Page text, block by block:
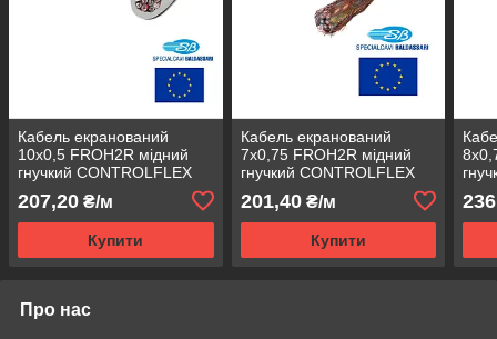
Кабель екранований
10x0,5 FROH2R мідний
гнучкий CONTROLFLEX
FR300S-10050 Specialcavi
Baldassari контрольний
управління (5 клас)
207,20 ₴/м
Купити
Кабель екранований
7x0,75 FROH2R мідний
гнучкий CONTROLFLEX
FR300S-07075 Specialcavi
Baldassari контрольний
управління (5 клас)
201,40₴/м
Купити
Про нас